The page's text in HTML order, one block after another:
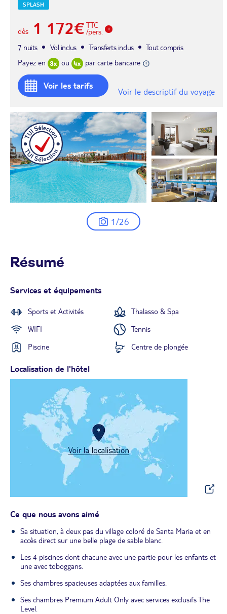
SPLASH
dès 1 172€ TTC
/pers.
7 nuits
Vol inclus Transferts inclus
Tout compris
Payez en
ou par carte bancaire
Voir les tarifs
Voir le descriptif du voyage
1/26
Résumé
Services et équipements
Sports et Activités
Thalasso & Spa
WIFI
Tennis
Piscine
Centre de plongée
Localisation de l'hôtel
Ce que nous avons aimé
Sa situation, à deux pas du village coloré de Santa Maria et en
accès direct sur une belle plage de sable blanc.
Les 4 piscines dont chacune avec une partie pour les enfants et
une avec toboggans.
Ses chambres spacieuses adaptées aux familles.
Ses chambres Premium Adult Only avec services exclusifs The
Level.